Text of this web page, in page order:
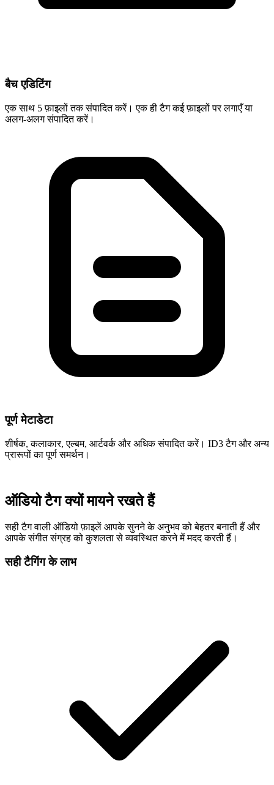
बैच एडिटिंग
एक साथ 5 फ़ाइलों तक संपादित करें। एक ही टैग कई फ़ाइलों पर लगाएँ या
अलग-अलग संपादित करें।
पूर्ण मेटाडेटा
शीर्षक, कलाकार, एल्बम, आर्टवर्क और अधिक संपादित करें। ID3 टैग और अन्य
प्रारूपों का पूर्ण समर्थन।
ऑडियो टैग क्यों मायने रखते हैं
सही टैग वाली ऑडियो फ़ाइलें आपके सुनने के अनुभव को बेहतर बनाती हैं और
आपके संगीत संग्रह को कुशलता से व्यवस्थित करने में मदद करती हैं।
सही टैगिंग के लाभ